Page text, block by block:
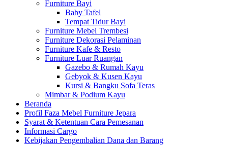
Furniture Bayi
Baby Tafel
Tempat Tidur Bayi
Furniture Mebel Trembesi
Furniture Dekorasi Pelaminan
Furniture Kafe & Resto
Furniture Luar Ruangan
Gazebo & Rumah Kayu
Gebyok & Kusen Kayu
Kursi & Bangku Sofa Teras
Mimbar & Podium Kayu
Beranda
Profil Faza Mebel Furniture Jepara
Syarat & Ketentuan Cara Pemesanan
Informasi Cargo
Kebijakan Pengembalian Dana dan Barang